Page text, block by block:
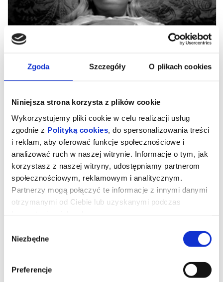
Zgoda Szczegóły O plikach cookies
Niniejsza strona korzysta z plików cookie
Wykorzystujemy pliki cookie w celu realizacji usług
zgodnie z Polityką cookies , do spersonalizowania treści
i reklam, aby oferować funkcje społecznościowe i
analizować ruch w naszej witrynie. Informacje o tym, jak
korzystasz z naszej witryny, udostępniamy partnerom
społecznościowym, reklamowym i analitycznym.
Partnerzy mogą połączyć te informacje z innymi danymi
otrzymanymi od Ciebie lub uzyskanymi podczas
zgody
Niezbędne
Preferencje
Viridiana | Buñuel. Niech żyją
kajdany!
Odrestaurowana wersja filmu została przygotowana w czerwcu
2024 roku przez Cherry Towers Laboratory w Madrycie, na
podstawie skanu oryginalnego negatywu w rozdzielczości 4K.
Arcydzieło zakazane przez Watykan. Jeden z największych
skandali w dziejach kina wraca po ponad 50-latach do polskich kin
w odrestaurowanej wersji 4K.
podejmuje próbę jej uwiedzenia. Po śmierci wuja Viridiana
postanawia poświęcić się pomocy ubogim, ale jej idealistyczne
(1961) Luisa Buñuela powstała w Hiszpanii pod
rządami generała Franco, co samo w sobie było niezwykłe, biorąc
pod uwagę krytyczny i prowokacyjny charakter filmu. Produkcja